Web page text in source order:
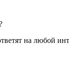
на любой